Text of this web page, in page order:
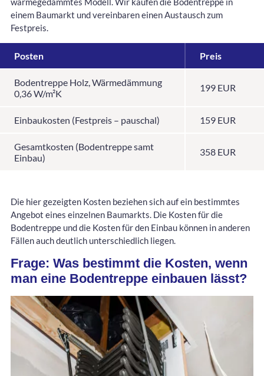
einem Baumarkt und vereinbaren einen Austausch zum
Festpreis.
Posten Preis
Bodentreppe Holz, Wärmedämmung
0,36 W/m²K
199 EUR
Einbaukosten (Festpreis – pauschal) 159 EUR
Gesamtkosten (Bodentreppe samt
Einbau)
358 EUR
Die hier gezeigten Kosten beziehen sich auf ein bestimmtes
Angebot eines einzelnen Baumarkts. Die Kosten für die
Bodentreppe und die Kosten für den Einbau können in anderen
Fällen auch deutlich unterschiedlich liegen.
Frage: Was bestimmt die Kosten, wenn
man eine Bodentreppe einbauen lässt?